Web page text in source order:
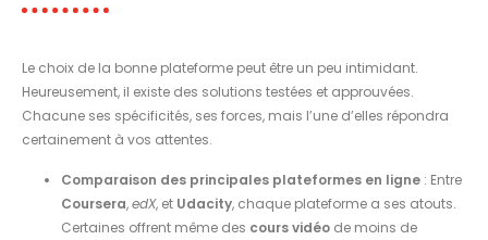
Le choix de la bonne plateforme peut être un peu intimidant.
Heureusement, il existe des solutions testées et approuvées.
Chacune ses spécificités, ses forces, mais l’une d’elles répondra
certainement à vos attentes.
Comparaison des principales plateformes en ligne : Entre
Coursera,edX, et Udacity, chaque plateforme a ses atouts.
Certaines offrent même des cours vidéo de moins de